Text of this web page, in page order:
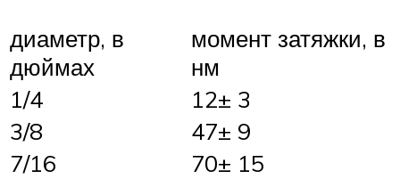
диаметр, в
дюймах
момент затяжки, в
нм
1/4
12± 3
3/8
47± 9
7/16
70± 15